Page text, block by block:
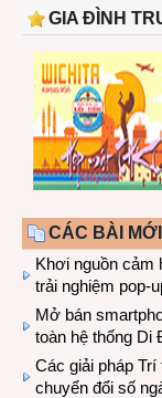
GIA ĐÌNH
CÁC BÀI MỚI
Khơi nguồn cảm
trải nghiệm pop-
Mở bán
toàn hệ thống Di
Các giải pháp
chuyển đổi số